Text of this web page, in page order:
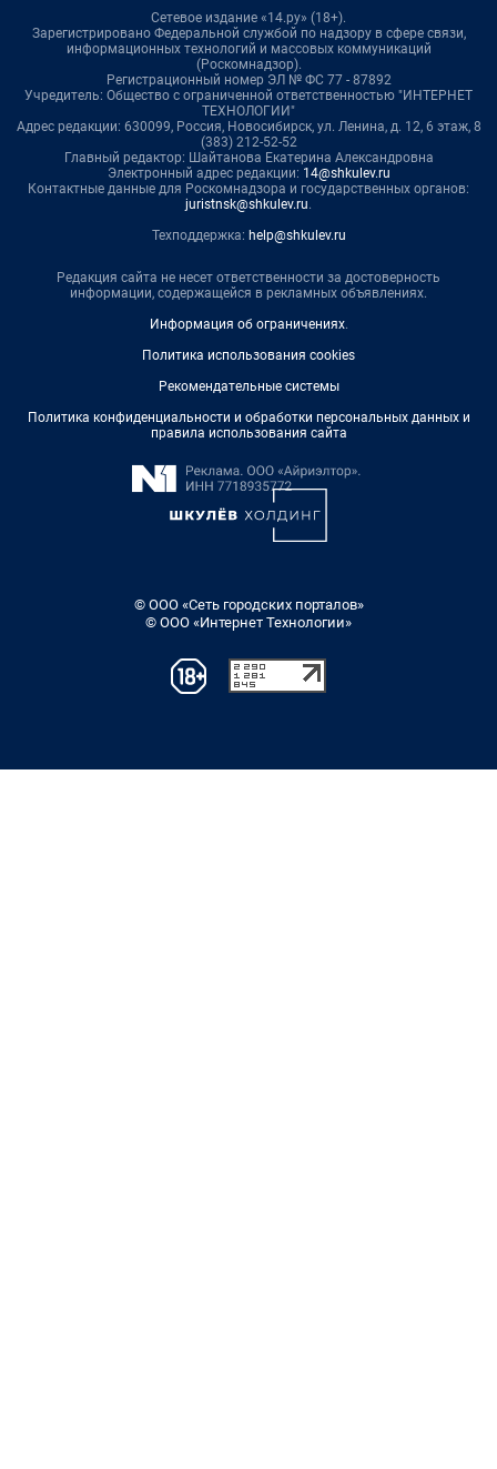
Сетевое издание «14.ру» (18+).
Зарегистрировано Федеральной службой по надзору в сфере связи,
информационных технологий и массовых коммуникаций
(Роскомнадзор).
Регистрационный номер ЭЛ № ФС 77 - 87892
Учредитель: Общество с ограниченной ответственностью "ИНТЕРНЕТ
ТЕХНОЛОГИИ"
Адрес редакции: 630099, Россия, Новосибирск, ул. Ленина, д. 12, 6 этаж, 8
(383) 212-52-52
Главный редактор: Шайтанова Екатерина Александровна
Электронный адрес редакции: 14@shkulev.ru
Контактные данные для Роскомнадзора и государственных органов:
juristnsk@shkulev.ru.
Техподдержка: help@shkulev.ru
Редакция сайта не несет ответственности за достоверность
информации, содержащейся в рекламных объявлениях.
Информация об ограничениях.
Политика использования cookies
Рекомендательные системы
Политика конфиденциальности и обработки персональных данных и
правила использования сайта
© ООО «Сеть городских порталов»
© ООО «Интернет Технологии»